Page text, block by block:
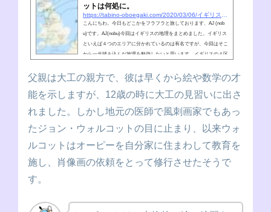
ットは何処に。
https://tabino-oboegaki.com/2020/03/06/イギリスの地理を勉強しよう！ピーターラビット
こんにちわ。今日もどこかをフラフラと旅しております、AJ (nob
u)です。AJ(nobu)今回はイギリスの地理をまとめました。イギリス
といえば４つのエリアに分かれているのは有名ですが、今回はそこ
から一歩踏み込んだ地理を勉強したいと思います。イギリスの４区
ド）に関しては、コチラの国旗の記事を見てください⇩イギリスへ
ること間違いなし！すんごいわかりやすイギリスの地名地図さて、
父親は大工の親方で、彼は早くから絵や数学の才
能を示しますが、12歳の時に大工の見習いに出さ
れました。しかし地元の医師で風刺画家でもあっ
たジョン・ウォルコットの目に止まり、以来ウォ
ルコットはオーピーを自分家に住まわして教育を
施し、肖像画の依頼をとって修行させたそうで
す。